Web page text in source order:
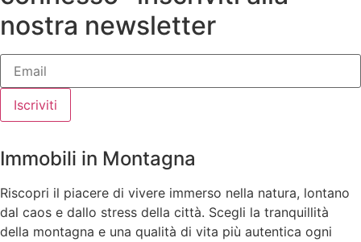
nostra newsletter
Iscriviti
Immobili in Montagna
Riscopri il piacere di vivere immerso nella natura, lontano
dal caos e dallo stress della città. Scegli la tranquillità
della montagna e una qualità di vita più autentica ogni